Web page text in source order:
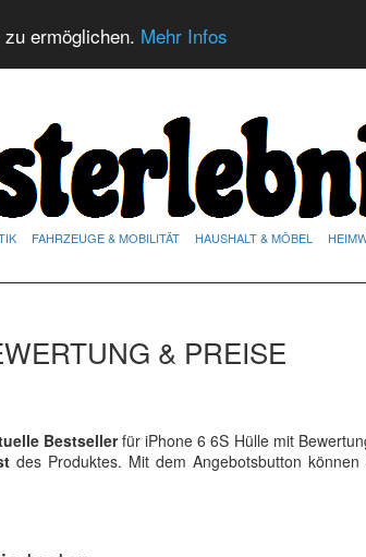
ermöglichen. Mehr Infos
FAHRZEUGE & MOBILITÄT HAUSHALT & MÖBEL
& PREISE
Bestsellerfür iPhone 6 6S Hülle mit
des Produktes. Mit dem Angebotsbutton können